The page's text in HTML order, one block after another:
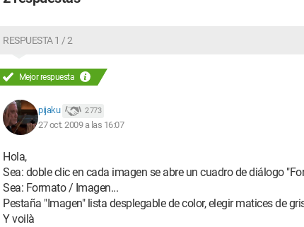
RESPUESTA 1 / 2
Mejor respuesta
pijaku 2 773
27 oct. 2009 a las 16:07
Hola,
Sea: doble clic en cada imagen se abre un cuadro de diálogo
Sea: Formato / Imagen...
Pestaña "Imagen" lista desplegable de color, elegir matices de
Y voilà